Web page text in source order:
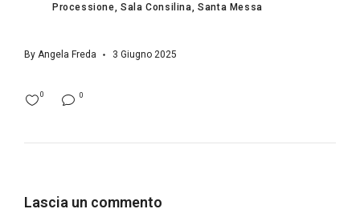
Processione Sala Consilina Santa Messa
By Angela Freda 3 Giugno 2025
0
0
Lascia un commento